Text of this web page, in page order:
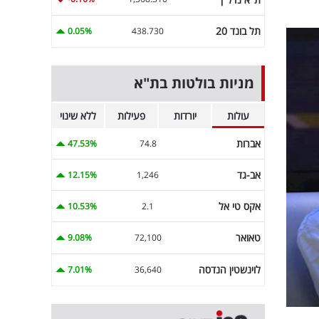
תל בונד 20 438.730
0.05%
מניות בולטות בת"א
עולות יורדות פעילות ללא שינוי
אברות 74.8
47.53%
אב-גד 1,246
12.15%
אקס טי אל 2.1
10.53%
טאואר 72,100
9.08%
לוינשטין הנדסה 36,640
7.01%